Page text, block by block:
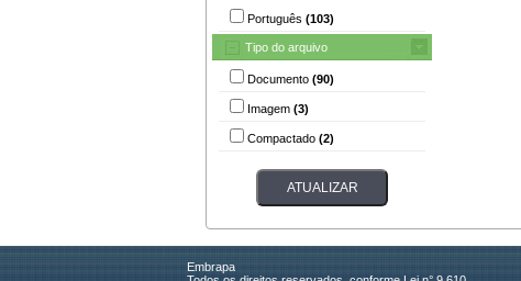
Português (103)
Tipo do arquivo
Documento (90)
Imagem (3)
Compactado (2)
Embrapa